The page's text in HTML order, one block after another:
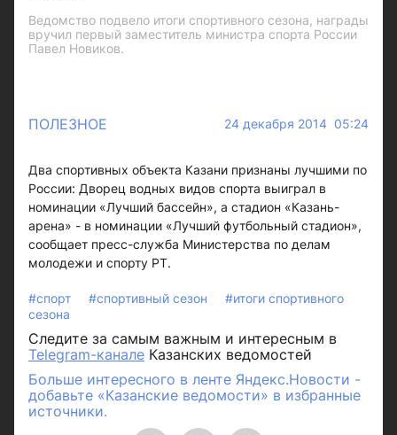
Ведомство подвело итоги спортивного сезона, награды
вручил первый заместитель министра спорта России
Павел Новиков.
ПОЛЕЗНОЕ 24 декабря 2014 05:24
Два спортивных объекта Казани признаны лучшими по
России: Дворец водных видов спорта выиграл в
номинации «Лучший бассейн», а стадион «Казань-
арена» - в номинации «Лучший футбольный стадион»,
сообщает пресс-служба Министерства по делам
молодежи и спорту РТ.
#спорт #спортивный сезон
#итоги спортивного
сезона
Следите за самым важным и интересным в
Telegram-канале Казанских ведомостей
Больше интересного в ленте Яндекс.Новости -
добавьте «Казанские ведомости» в избранные
источники.